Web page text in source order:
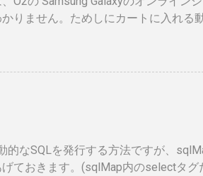
ード返納するの忘れそう。 まとめ
しかないですが、セキュリティ関係
が、専業業務も少し出てきています
ては、これを持っていると、脆弱性
程度緩和されると良いのになと思っ
かりません。ためしにカートに入れ
Android携帯が発売されるというのは
。 以下、おさらいとして、動画、資
的なSQLを発行する方法ですが、
ておきます。(sqlMap内のselectタグ